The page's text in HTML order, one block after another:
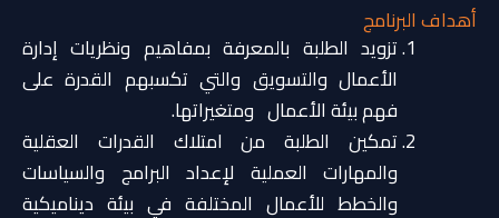
أهداف البرنامج
تزويد الطلبة بالمعرفة بمفاهيم ونظريات إدارة
الأعمال والتسويق والتي تكسبهم القدرة على
فهم بيئة الأعمال ومتغيراتها.
تمكين الطلبة من امتلاك القدرات العقلية
والمهارات العملية لإعداد البرامج والسياسات
والخطط للأعمال المختلفة في بيئة ديناميكية